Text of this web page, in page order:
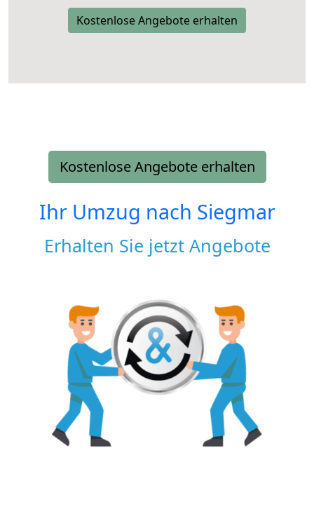
Kostenlose Angebote erhalten
Kostenlose Angebote erhalten
Ihr Umzug nach Siegmar
Erhalten Sie jetzt Angebote